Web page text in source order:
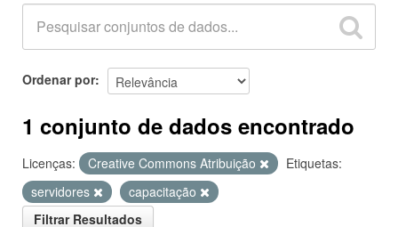
Grupos
Sobre
Ordenar por
1 conjunto de dados encontrado
Licenças: Creative Commons Atribuição
Etiquetas:
servidores
capacitação
Filtrar Resultados